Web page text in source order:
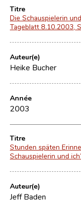
Titre
Die Schauspielerin
Tageblatt 8.10.2003,
Auteur(e)
Heike Bucher
Année
2003
Titre
Stunden späten
Schauspielerin und
Auteur(e)
Jeff Baden